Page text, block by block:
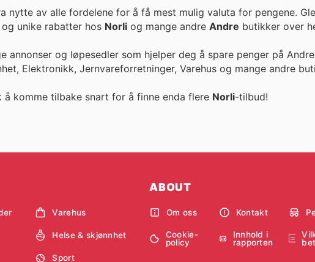
nytte av alle fordelene for å få mest mulig valuta for pengene.
priser og unike rabatter hos Norli og mange andre Andre butikker over
og løpesedler som hjelper deg å spare penger på
Elektronikk, Jernvareforretninger, Varehus og mange andre
å komme tilbake snart for å finne enda flere Norli-tilbud!
Varehus
Helse & skjønnhet
Sport
ABOUT
Om oss Kontakt
Cookie-
policy
Innhold i
rapporten